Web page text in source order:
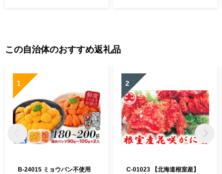
この自治体のおすすめ返礼品
1
B-24015 ミョウバン不使用
2
C-01023 【北海道根室産】